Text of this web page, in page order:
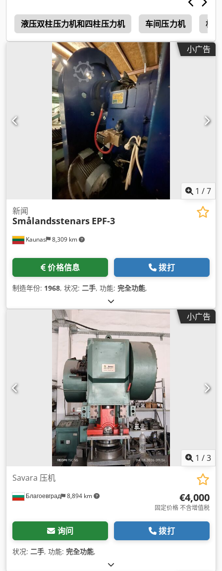
液压双柱压力机和四柱压力机 车间压力机 机
小广告
1 /7
Kaunas 8,309 km
新闻
Smålandsstenars EPF-3
价格信息 拨打
制造年份: 1968, 状况: 二手, 功能: 完全功能,
小广告
1 /3
Благоевград 8,894 km
Savara 压机
€4,000
固定价格 不含增值税
询问 拨打
状况: 二手, 功能: 完全功能,